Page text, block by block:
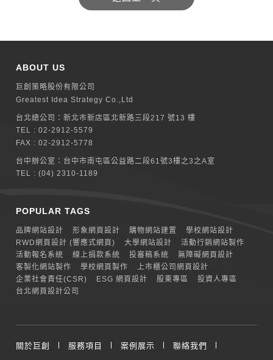
ABOUT US
巨創策略股份有限公司
Greatest Idea Strategy Co.,Ltd
台北總公司：新北巿新店區北新路三段217 號13 樓
TEL :02-2912-5579
FAX : 02-2912-5778
台中辦公室： 台中市南屯區公益路二段61號3樓之3之A室
TEL :(04) 2310-1189
POPULAR TAGS
品牌網站設計 形象網頁設計 購物網站建置
學校網站設計
RWD網頁設計 (響應式網頁)
大學網站設計
活動行銷網站製作
活動報名系統
線上捐款系統 投審稿系統
無障礙網頁設計
客製化網站製作
學校網頁製作
上市櫃公司網頁設計
企業社會責任(CSR)
ESG 網頁設計 股東專區
投資人專區
台北網頁設計公司
關於巨創 服務項目 案例展示 聯絡我們